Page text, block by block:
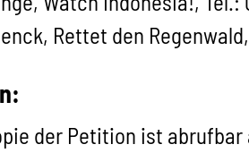
Rettet den
der Petition ist abrufbar